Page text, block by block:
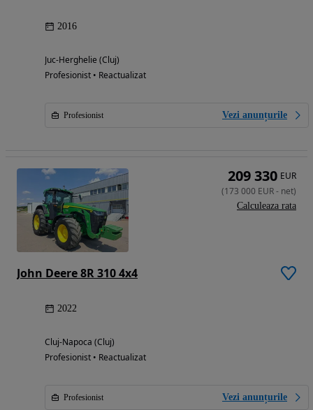
2016
Juc-Herghelie (Cluj)
Profesionist • Reactualizat
Profesionist Vezi anunțurile
John Deere 8R 310 4x4
2022
Cluj-Napoca (Cluj)
Profesionist • Reactualizat
Profesionist Vezi anunțurile
209 330 EUR
(173 000 EUR- net)
Calculeaza rata